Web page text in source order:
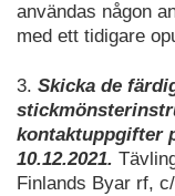
användas någon
med ett tidigare
3. Skicka de
kontaktuppgifter
10.12.2021.
Finlands Byar rf,